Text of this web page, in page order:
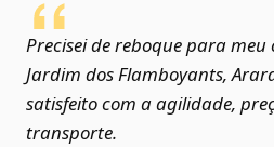
Precisei de reboque para
Jardim dos Flamboyants,
satisfeito com a agilidade,
transporte.